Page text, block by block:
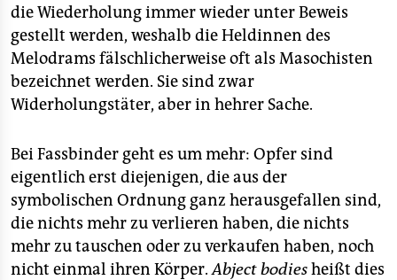
die Wiederholung immer wieder unter Beweis
gestellt werden, weshalb die Heldinnen des
Melodrams fälschlicherweise oft als Masochisten
bezeichnet werden. Sie sind zwar
Widerholungstäter, aber in hehrer Sache.
Bei Fassbinder geht es um mehr: Opfer sind
eigentlich erst diejenigen, die aus der
symbolischen Ordnung ganz herausgefallen sind,
die nichts mehr zu verlieren haben, die nichts
mehr zu tauschen oder zu verkaufen haben, noch
nicht einmal ihren Körper.Abject bodiesheißt dies